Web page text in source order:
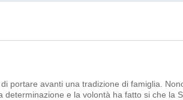
portare avanti una tradizione di famiglia.
e la volontà ha fatto si che la